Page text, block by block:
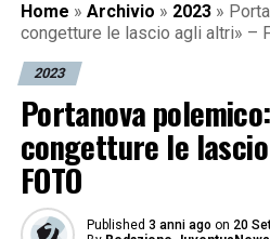
Home » Archivio » 2023 »
congetture le lascio agli altri» –
2023
Portanova
congetture le
FOTO
Published 3 anni ago on 20